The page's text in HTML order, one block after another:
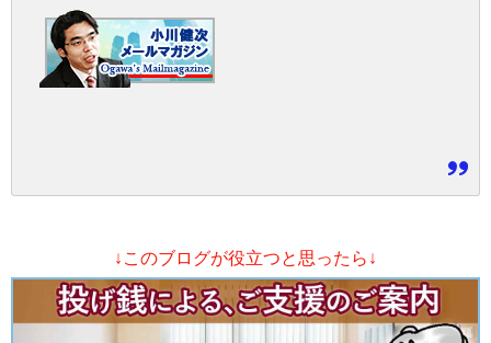
↓このブログが役立つと思ったら↓